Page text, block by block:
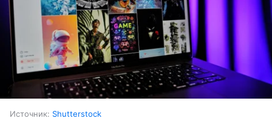
Источник: Shutterstock